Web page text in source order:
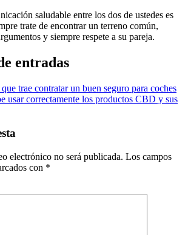
saludable entre los dos de ustedes es
trate de encontrar un terreno común,
y siempre respete a su pareja.
entradas
trae contratar un buen seguro para coches
usar correctamente los productos CBD y sus
electrónico no será publicada. Los campos
con *